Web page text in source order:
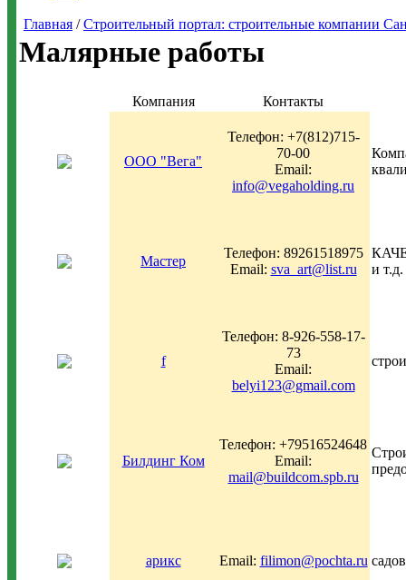
Главная /Строительный портал: строительные компании
Малярные работы
Компания Контакты
ООО "Вега"
Телефон: +7(812)715-
70-00
Email:
info@vegaholding.ru
Мастер
Телефон: 89261518975
Email: sva_art@list.ru
и
f
Телефон: 8-926-558-17-
73
Email:
belyi123@gmail.com
Билдинг Ком
Телефон: +79516524648
Email:
mail@buildcom.spb.ru
арикс Email: filimon@pochta.ru